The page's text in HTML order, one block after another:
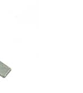
viel anfälliger
können wir
anbieten.